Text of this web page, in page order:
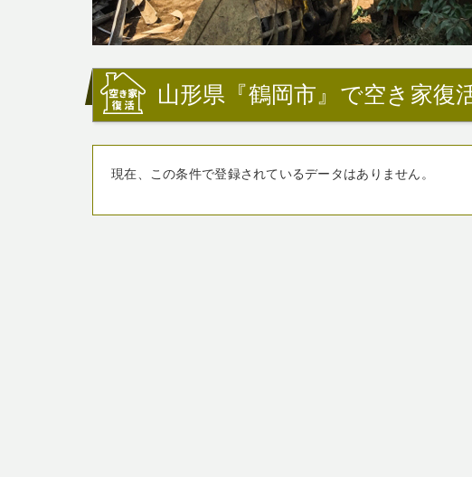
山形県『鶴岡市』で空き家復
現在、この条件で登録されているデータはありません。